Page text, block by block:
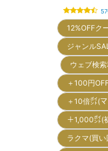
57
12%OFFク
ジャンル
ウェブ検
＋100円
＋10倍㌽(
＋1,000㌽(
ラクマ(買